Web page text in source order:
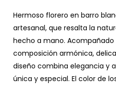
Hermoso florero en barro
artesanal, que resalta la
hecho a mano. Acompañado
composición armónica,
diseño combina elegancia y
única y especial. El color de